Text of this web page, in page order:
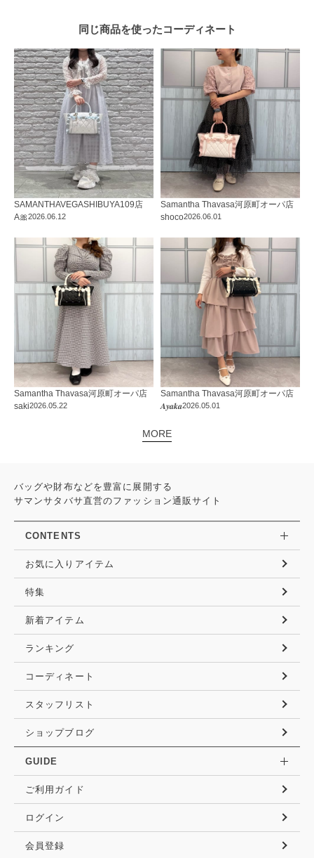
同じ商品を使ったコーディネート
2026.06.12
SAMANTHAVEGASHIBUYA109店
A🎀
2026.06.01
Samantha Thavasa河原町オーパ店
shoco
2026.05.22
Samantha Thavasa河原町オーパ店
saki
2026.05.01
Samantha Thavasa河原町オーパ店
𝑨𝒚𝒂𝒌𝒂
MORE
バッグや財布などを豊富に展開する
サマンサタバサ直営のファッション通販サイト
CONTENTS
お気に入りアイテム
特集
新着アイテム
ランキング
コーディネート
スタッフリスト
ショップブログ
GUIDE
ご利用ガイド
ログイン
会員登録